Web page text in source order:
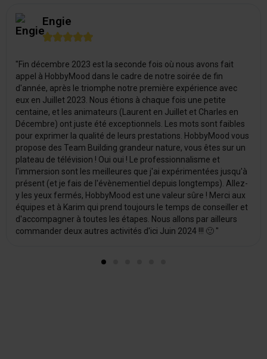
Engie

"Fin décembre 2023 est la seconde fois où nous avons fait
appel à HobbyMood dans le cadre de notre soirée de fin
d'année, après le triomphe notre première expérience avec
eux en Juillet 2023. Nous étions à chaque fois une petite
centaine, et les animateurs (Laurent en Juillet et Charles en
Décembre) ont juste été exceptionnels. Les mots sont faibles
pour exprimer la qualité de leurs prestations. HobbyMood vous
propose des Team Building grandeur nature, vous êtes sur un
plateau de télévision ! Oui oui ! Le professionnalisme et
l'immersion sont les meilleures que j'ai expérimentées jusqu'à
présent (et je fais de l'évènementiel depuis longtemps). Allez-
y les yeux fermés, HobbyMood est une valeur sûre ! Merci aux
équipes et à Karim qui prend toujours le temps de conseiller et
d'accompagner à toutes les étapes. Nous allons par ailleurs
commander deux autres activités d'ici Juin 2024 !!! 🙂 "